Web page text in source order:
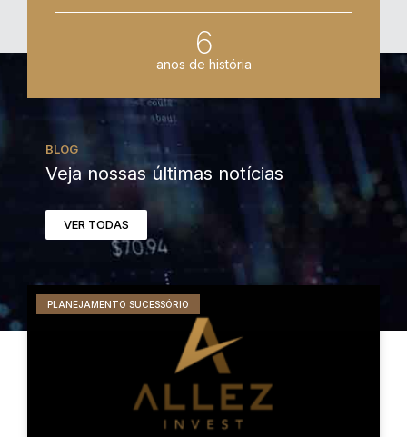
6
anos de história
BLOG
Veja nossas últimas notícias
VER TODAS
PLANEJAMENTO SUCESSÓRIO